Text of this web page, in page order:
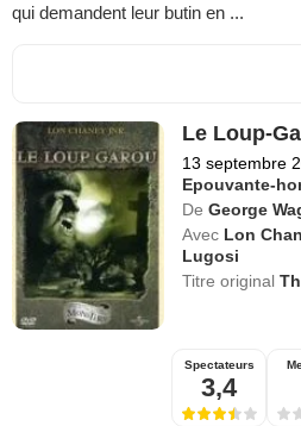
qui demandent leur butin en ...
Le Loup-
13 septembre
Epouvante-
De George
Avec Lon
Lugosi
Titre original
Spectateurs
3,4